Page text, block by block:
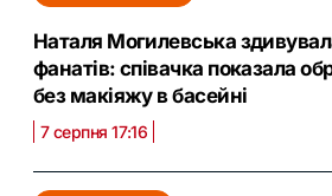
Наталя Могилевська
фанатів: співачка показала
без макіяжу в басейні
7 серпня 17:16